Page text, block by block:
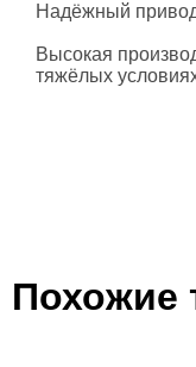
Надёжный
Высокая
тяжёлых
Похожие